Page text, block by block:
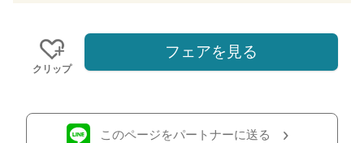
クリップ
フェアを見る
このページをパートナーに送る